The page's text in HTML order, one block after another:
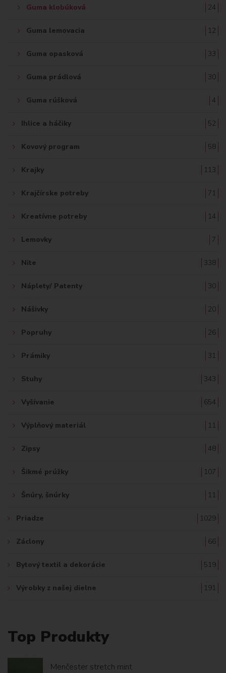
Guma klobúková 24
Guma lemovacia 12
Guma opasková 33
Guma prádlová 30
Guma rúšková 4
Ihlice a háčiky 52
Kovový program 58
Krajky 113
Krajčírske potreby 71
Kreatívne potreby 14
Lemovky 7
Nite 338
Náplety/ Patenty 30
Nášivky 20
Popruhy 26
Prámiky 31
Stuhy 343
Vyšívanie 654
Výplňový materiál 11
Zipsy 48
Šikmé prúžky 107
Šnúry, šnúrky 11
Priadze 1029
Záclony 66
Bytový textil a dekorácie 519
Výrobky z našej dielne 191
Top Produkty
Menčester stretch mint